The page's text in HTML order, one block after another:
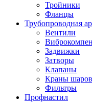
Тройники
Фланцы
Трубопроводная
Вентили
Задвижки
Затворы
Клапаны
Краны
Фильтры
Профнастил